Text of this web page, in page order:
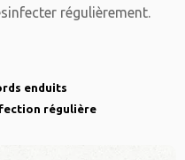
régulièrement.
enduits
régulière